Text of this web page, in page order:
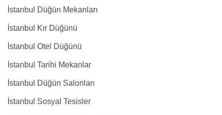
İstanbul Düğün Mekanları
İstanbul Kır Düğünü
İstanbul Otel Düğünü
İstanbul Tarihi Mekanlar
İstanbul Düğün Salonları
İstanbul Sosyal Tesisler